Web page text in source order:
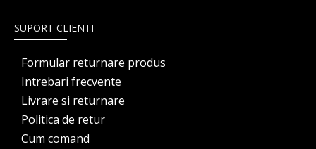
SUPORT CLIENTI
Formular returnare produs
Intrebari frecvente
Livrare si returnare
Politica de retur
Cum comand